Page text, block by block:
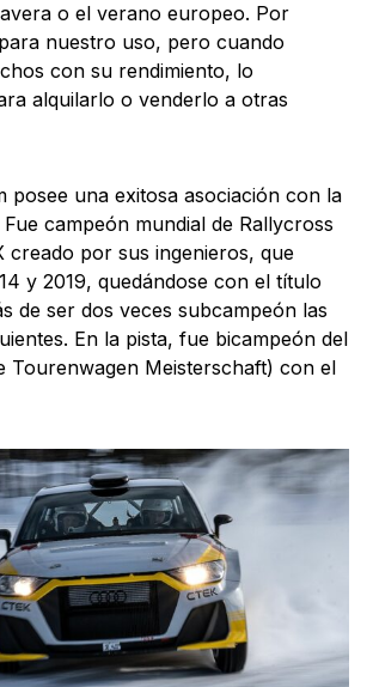
o el verano europeo. Por
nuestro uso, pero cuando
con su rendimiento, lo
alquilarlo o venderlo a otras
posee una exitosa asociación con la
campeón mundial de Rallycross
creado por sus ingenieros, que
y 2019, quedándose con el título
de ser dos veces subcampeón las
En la pista, fue bicampeón del
Tourenwagen Meisterschaft) con el